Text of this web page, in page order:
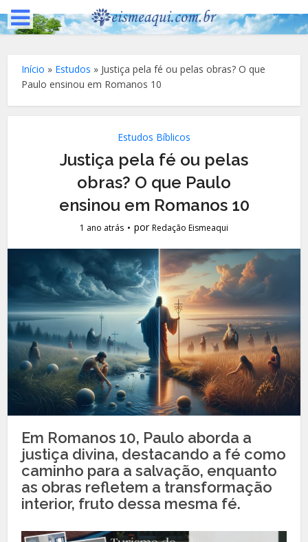
Início » Estudos » Justiça pela fé ou pelas obras? O que
Paulo ensinou em Romanos 10
Estudos Bíblicos
Justiça pela fé ou pelas
obras? O que Paulo
ensinou em Romanos 10
1 ano atrás porRedação Eismeaqui
Em Romanos 10, Paulo aborda a
justiça divina, destacando a fé como
caminho para a salvação, enquanto
as obras refletem a transformação
interior, fruto dessa mesma fé.